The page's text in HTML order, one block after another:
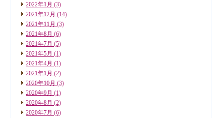
2022年1月 (3)
2021年12月 (14)
2021年11月 (3)
2021年8月 (6)
2021年7月 (5)
2021年5月 (1)
2021年4月 (1)
2021年1月 (2)
2020年10月 (3)
2020年9月 (1)
2020年8月 (2)
2020年7月 (6)